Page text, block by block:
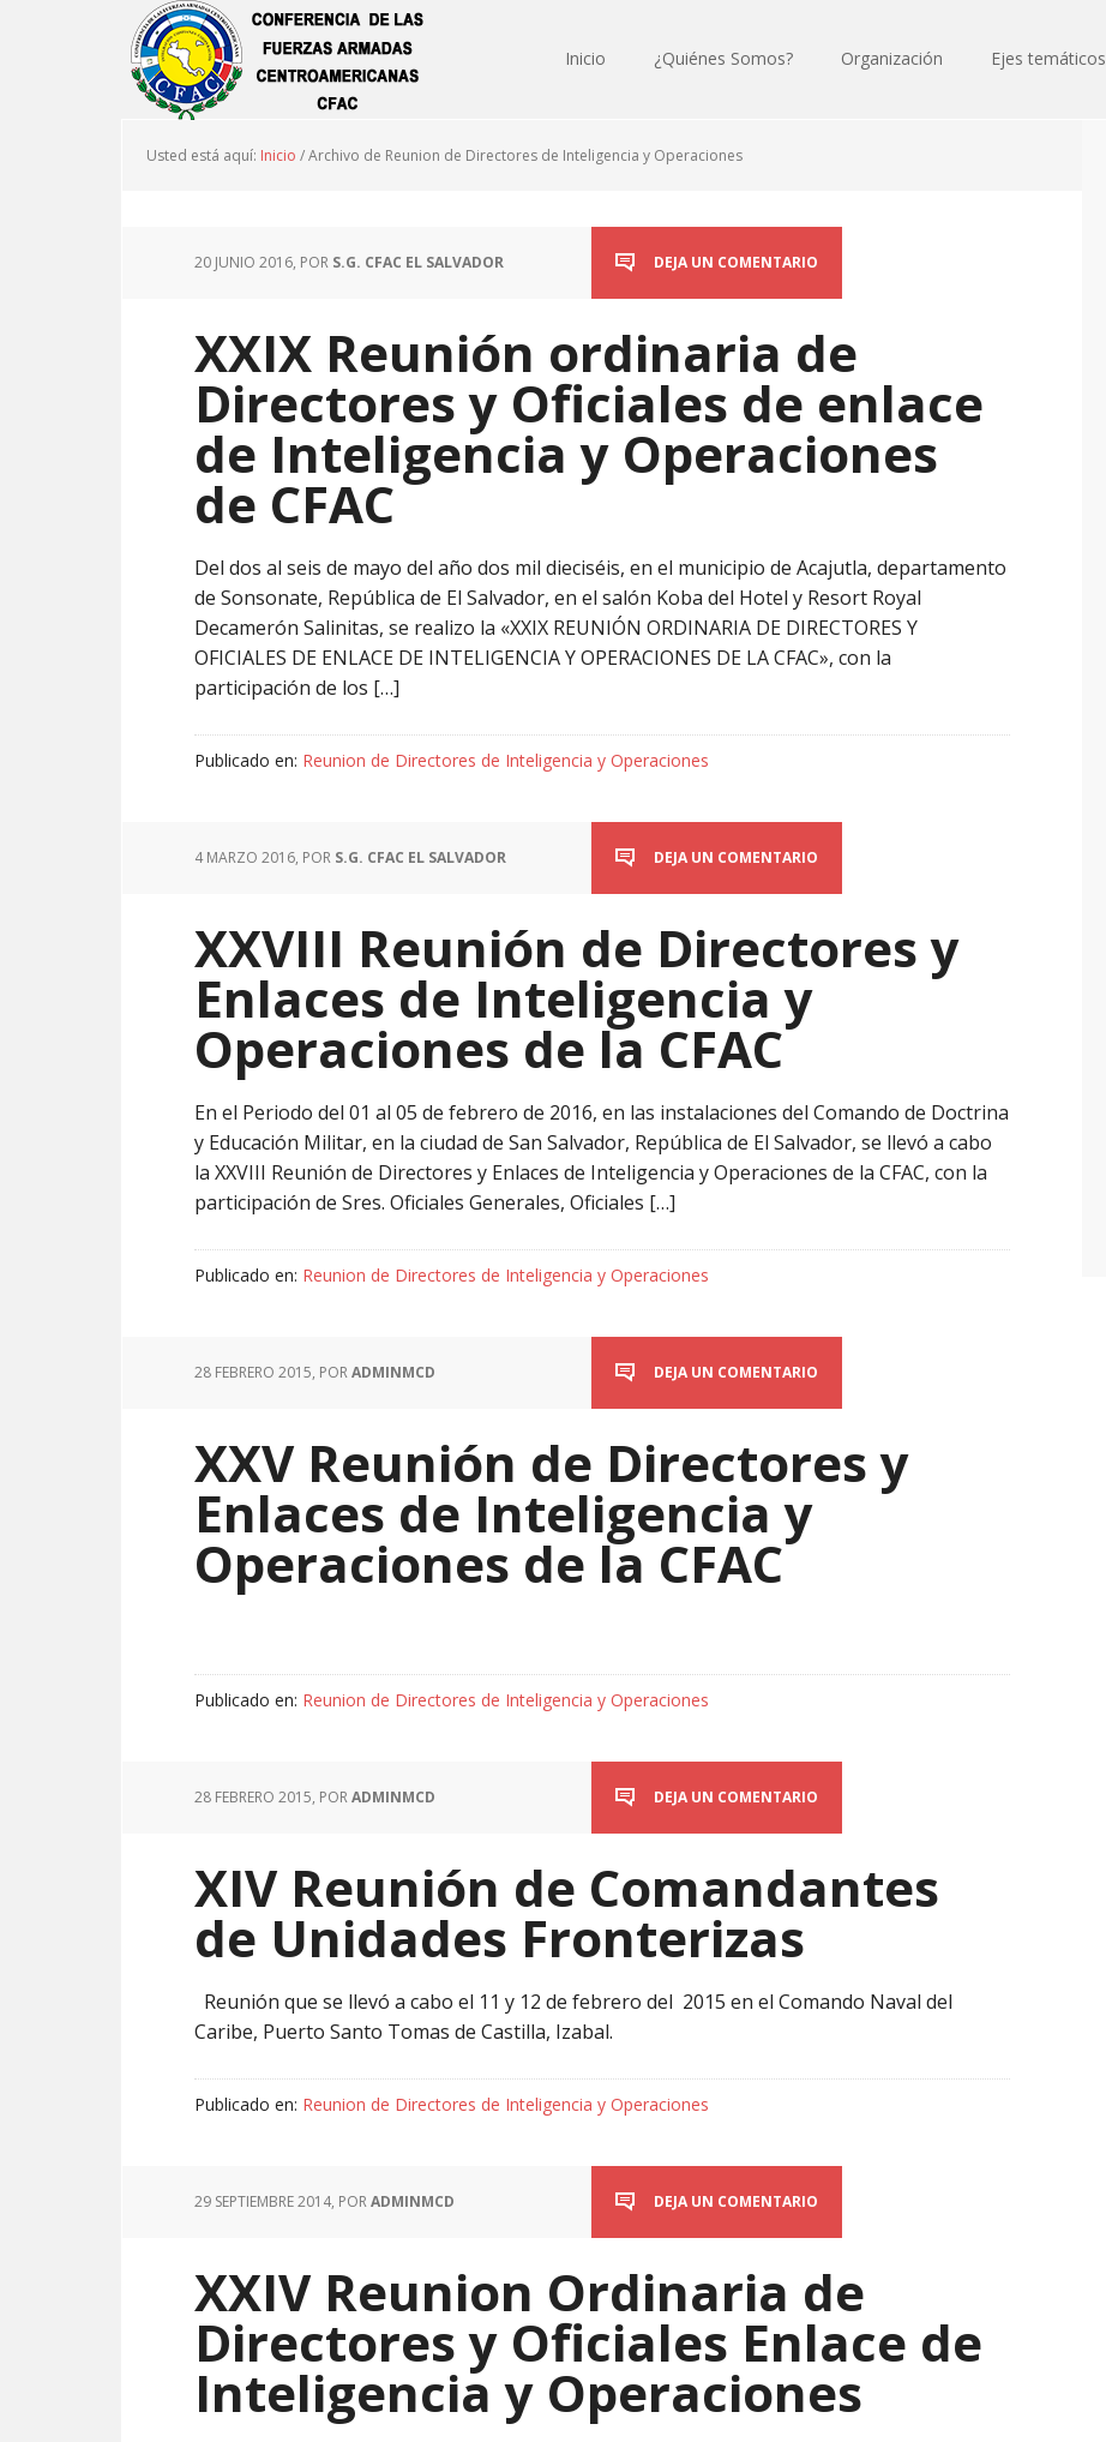
Inicio ¿Quiénes Somos? Organización Ejes temáticos
Usted está aquí: Inicio /Archivo de Reunion de Directores de Inteligencia y Operaciones
20 JUNIO 2016, POR S.G. CFAC EL SALVADOR DEJA UN COMENTARIO
XXIX Reunión ordinaria de
Directores y Oficiales de enlace
de Inteligencia y Operaciones
de CFAC
Del dos al seis de mayo del año dos mil dieciséis, en el municipio de Acajutla, departamento
de Sonsonate, República de El Salvador, en el salón Koba del Hotel y Resort Royal
Decamerón Salinitas, se realizo la «XXIX REUNIÓN ORDINARIA DE DIRECTORES Y
OFICIALES DE ENLACE DE INTELIGENCIA Y OPERACIONES DE LA CFAC», con la
participación de los […]
Publicado en: Reunion de Directores de Inteligencia y Operaciones
4 MARZO 2016, POR S.G. CFAC EL SALVADOR DEJA UN COMENTARIO
XXVIII Reunión de Directores y
Enlaces de Inteligencia y
Operaciones de la CFAC
En el Periodo del 01 al 05 de febrero de 2016, en las instalaciones del Comando de Doctrina
y Educación Militar, en la ciudad de San Salvador, República de El Salvador, se llevó a cabo
la XXVIII Reunión de Directores y Enlaces de Inteligencia y Operaciones de la CFAC, con la
participación de Sres. Oficiales Generales, Oficiales […]
Publicado en: Reunion de Directores de Inteligencia y Operaciones
28 FEBRERO 2015, PORADMINMCD DEJA UN COMENTARIO
XXV Reunión de Directores y
Enlaces de Inteligencia y
Operaciones de la CFAC
Publicado en: Reunion de Directores de Inteligencia y Operaciones
28 FEBRERO 2015, PORADMINMCD DEJA UN COMENTARIO
XIV Reunión de Comandantes
de Unidades Fronterizas
Reunión que se llevó a cabo el 11 y 12 de febrero del 2015 en el Comando Naval del
Caribe, Puerto Santo Tomas de Castilla, Izabal.
Publicado en: Reunion de Directores de Inteligencia y Operaciones
29 SEPTIEMBRE 2014, PORADMINMCD DEJA UN COMENTARIO
XXIV Reunion Ordinaria de
Directores y Oficiales Enlace de
Inteligencia y Operaciones